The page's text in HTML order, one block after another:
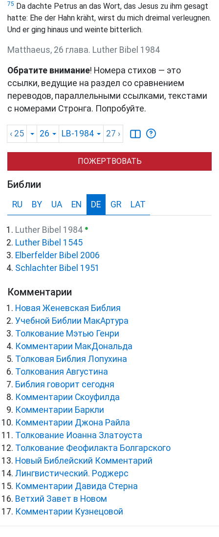
75 Da dachte Petrus an das Wort, das Jesus zu ihm gesagt
hatte: Ehe der Hahn kräht, wirst du mich dreimal verleugnen.
Und er ging hinaus und weinte bitterlich.
Matthaeus, 26 глава. Luther Bibel 1984
Обратите внимание! Номера стихов — это
ссылки, ведущие на раздел со сравнением
переводов, параллельными ссылками, текстами
с номерами Стронга. Попробуйте.
‹ 25 26 LB-1984 27 ›
ПОЖЕРТВОВАТЬ
Библии
RU BY UA EN DE GR LAT
Luther Bibel 1984 ●
Luther Bibel 1545
Elberfelder Bibel 2006
Schlachter Bibel 1951
Комментарии
Новая Женевская Библия
Учебной Библии МакАртура
Толкование Мэтью Генри
Комментарии МакДональда
Толковая Библия Лопухина
Толкования Августина
Библия говорит сегодня
Комментарии Скоуфилда
Комментарии Баркли
Комментарии Джона Райла
Толкование Иоанна Златоуста
Толкование Феофилакта Болгарского
Новый Библейский Комментарий
Лингвистический. Роджерс
Комментарии Давида Стерна
Ветхий Завет в Новом
Комментарии Кузнецовой